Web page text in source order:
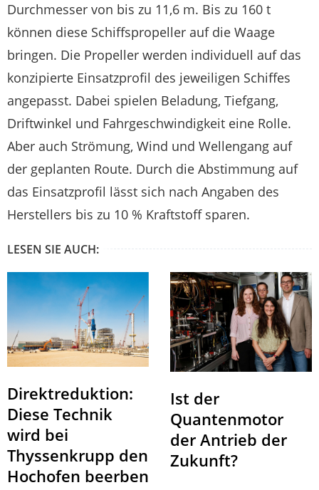
Durchmesser von bis zu 11,6 m. Bis zu 160 t
können diese Schiffspropeller auf die Waage
bringen. Die Propeller werden individuell auf das
konzipierte Einsatzprofil des jeweiligen Schiffes
angepasst. Dabei spielen Beladung, Tiefgang,
Driftwinkel und Fahrgeschwindigkeit eine Rolle.
Aber auch Strömung, Wind und Wellengang auf
der geplanten Route. Durch die Abstimmung auf
das Einsatzprofil lässt sich nach Angaben des
Herstellers bis zu 10 % Kraftstoff sparen.
LESEN SIE AUCH:
Direktreduktion:
Diese Technik
wird bei
Thyssenkrupp den
Hochofen beerben
Ist der
Quantenmotor
der Antrieb der
Zukunft?